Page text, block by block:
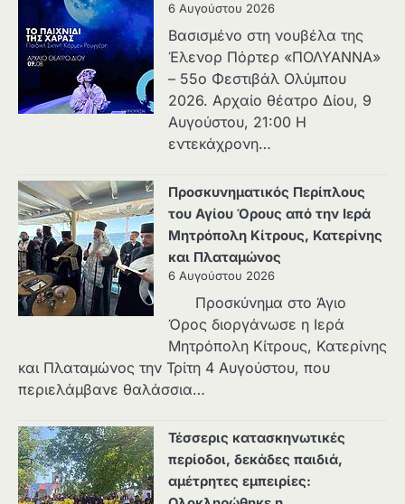
6 Αυγούστου 2026
Βασισμένο στη νουβέλα της
Έλενορ Πόρτερ «ΠΟΛΥΑΝΝΑ»
– 55ο Φεστιβάλ Ολύμπου
2026. Αρχαίο θέατρο Δίου, 9
Αυγούστου, 21:00 Η
εντεκάχρονη…
Προσκυνηματικός Περίπλους
του Αγίου Όρους από την Ιερά
Μητρόπολη Κίτρους, Κατερίνης
και Πλαταμώνος
6 Αυγούστου 2026
Προσκύνημα στο Άγιο
Όρος διοργάνωσε η Ιερά
Μητρόπολη Κίτρους, Κατερίνης
και Πλαταμώνος την Τρίτη 4 Αυγούστου, που
περιελάμβανε θαλάσσια…
Τέσσερις κατασκηνωτικές
περίοδοι, δεκάδες παιδιά,
αμέτρητες εμπειρίες: